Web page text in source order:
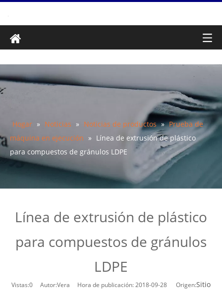
Hogar » Noticias » Noticias de productos » Prueba de
máquina en ejecución » Línea de extrusión de plástico
para compuestos de gránulos LDPE
Línea de extrusión de plástico
para compuestos de gránulos
LDPE
Vistas:0 Autor:Vera Hora de publicación: 2018-09-28 Origen:Sitio